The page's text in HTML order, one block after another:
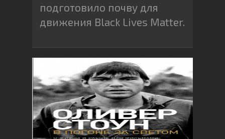
подготовило почву для
движения Black Lives Matter.